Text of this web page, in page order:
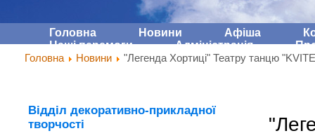
Головна Новини Афіша
Наші перемоги
Адмiнiстрацiя
Головна
Новини "Легенда Хортиці" Театру танцю
Відділ декоративно-прикладної
творчості